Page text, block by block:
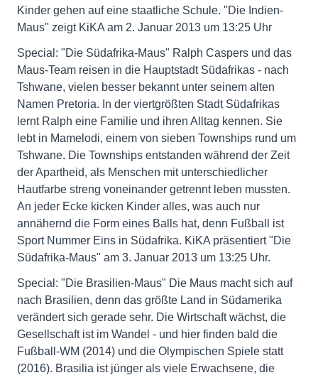
Kinder gehen auf eine staatliche Schule. "Die Indien-
Maus" zeigt KiKA am 2. Januar 2013 um 13:25 Uhr
Special: "Die Südafrika-Maus" Ralph Caspers und das
Maus-Team reisen in die Hauptstadt Südafrikas - nach
Tshwane, vielen besser bekannt unter seinem alten
Namen Pretoria. In der viertgrößten Stadt Südafrikas
lernt Ralph eine Familie und ihren Alltag kennen. Sie
lebt in Mamelodi, einem von sieben Townships rund um
Tshwane. Die Townships entstanden während der Zeit
der Apartheid, als Menschen mit unterschiedlicher
Hautfarbe streng voneinander getrennt leben mussten.
An jeder Ecke kicken Kinder alles, was auch nur
annähernd die Form eines Balls hat, denn Fußball ist
Sport Nummer Eins in Südafrika. KiKA präsentiert "Die
Südafrika-Maus" am 3. Januar 2013 um 13:25 Uhr.
Special: "Die Brasilien-Maus" Die Maus macht sich auf
nach Brasilien, denn das größte Land in Südamerika
verändert sich gerade sehr. Die Wirtschaft wächst, die
Gesellschaft ist im Wandel - und hier finden bald die
Fußball-WM (2014) und die Olympischen Spiele statt
(2016). Brasilia ist jünger als viele Erwachsene, die